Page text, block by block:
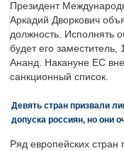
Президент
Аркадий Дворкович
должность. Исполнять
будет его
Ананд. Накануне ЕС
санкционный список.
Девять стран призвали
допуска россиян, но они
Ряд европейских стран